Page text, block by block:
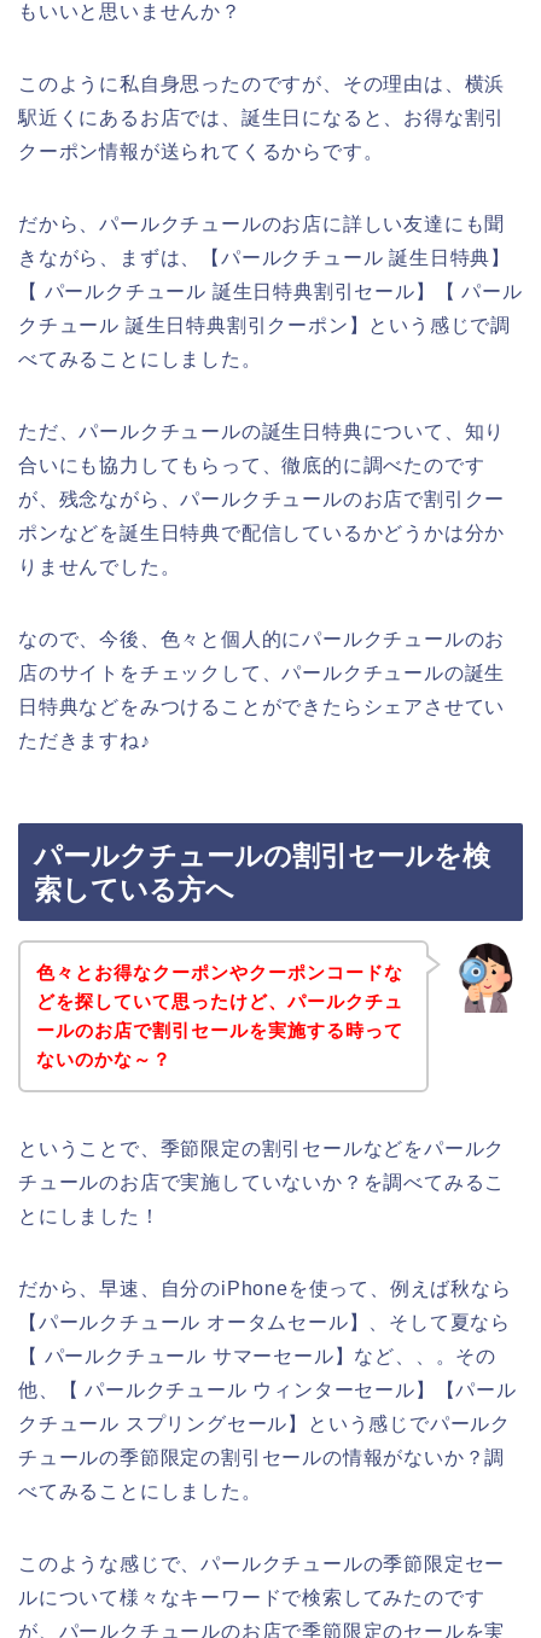
もいいと思いませんか？
このように私自身思ったのですが、その理由は、横浜
駅近くにあるお店では、誕生日になると、お得な割引
クーポン情報が送られてくるからです。
だから、パールクチュールのお店に詳しい友達にも聞
きながら、まずは、【パールクチュール 誕生日特典】
【 パールクチュール 誕生日特典割引セール】【 パール
クチュール 誕生日特典割引クーポン】という感じで調
べてみることにしました。
ただ、パールクチュールの誕生日特典について、知り
合いにも協力してもらって、徹底的に調べたのです
が、残念ながら、パールクチュールのお店で割引クー
ポンなどを誕生日特典で配信しているかどうかは分か
りませんでした。
なので、今後、色々と個人的にパールクチュールのお
店のサイトをチェックして、パールクチュールの誕生
日特典などをみつけることができたらシェアさせてい
ただきますね♪
パールクチュールの割引セールを検
索している方へ
色々とお得なクーポンやクーポンコードな
どを探していて思ったけど、パールクチュ
ールのお店で割引セールを実施する時って
ないのかな～？
ということで、季節限定の割引セールなどをパールク
チュールのお店で実施していないか？を調べてみるこ
とにしました！
だから、早速、自分のiPhoneを使って、例えば秋なら
【パールクチュール オータムセール】、そして夏なら
【 パールクチュール サマーセール】など、、。その
他、【 パールクチュール ウィンターセール】【パール
クチュール スプリングセール】という感じでパールク
チュールの季節限定の割引セールの情報がないか？調
べてみることにしました。
このような感じで、パールクチュールの季節限定セー
ルについて様々なキーワードで検索してみたのです
が、パールクチュールのお店で季節限定のセールを実